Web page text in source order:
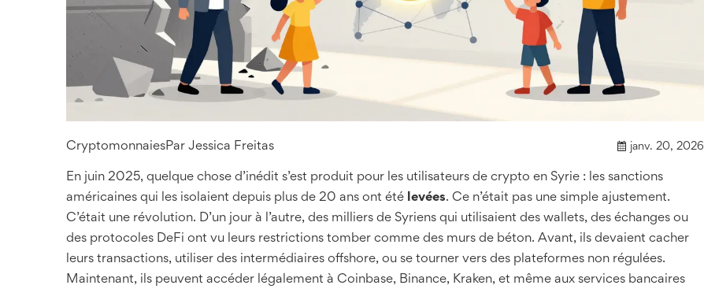
CryptomonnaiesPar Jessica Freitas janv. 20, 2026
En juin 2025, quelque chose d’inédit s’est produit pour les utilisateurs de crypto en Syrie : les sanctions
américaines qui les isolaient depuis plus de 20 ans ont été levées. Ce n’était pas une simple ajustement.
C’était une révolution. D’un jour à l’autre, des milliers de Syriens qui utilisaient des wallets, des échanges ou
des protocoles DeFi ont vu leurs restrictions tomber comme des murs de béton. Avant, ils devaient cacher
leurs transactions, utiliser des intermédiaires offshore, ou se tourner vers des plateformes non régulées.
Maintenant, ils peuvent accéder légalement à Coinbase, Binance, Kraken, et même aux services bancaires